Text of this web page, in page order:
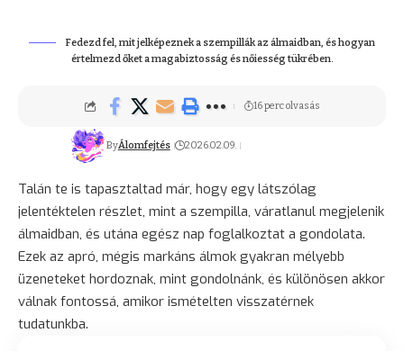
Fedezd fel, mit jelképeznek a szempillák az álmaidban, és hogyan
értelmezd őket a magabiztosság és nőiesség tükrében.
ByÁlomfejtés 2026.02.09.
16 perc olvasás
Talán te is tapasztaltad már, hogy egy látszólag
jelentéktelen részlet, mint a szempilla, váratlanul megjelenik
álmaidban, és utána egész nap foglalkoztat a gondolata.
Ezek az apró, mégis markáns álmok gyakran mélyebb
üzeneteket hordoznak, mint gondolnánk, és különösen akkor
válnak fontossá, amikor ismételten visszatérnek
tudatunkba.